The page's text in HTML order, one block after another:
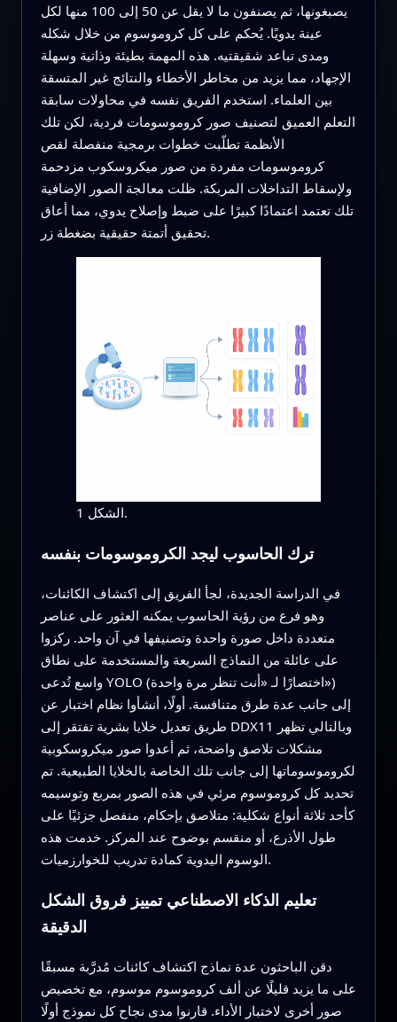
يصبغونها، ثم يصنفون ما لا يقل عن 50 إلى 100 منها لكل
عينة يدويًا. يُحكم على كل كروموسوم من خلال شكله
ومدى تباعد شقيقتيه. هذه المهمة بطيئة وذاتية وسهلة
الإجهاد، مما يزيد من مخاطر الأخطاء والنتائج غير المتسقة
بين العلماء. استخدم الفريق نفسه في محاولات سابقة
التعلم العميق لتصنيف صور كروموسومات فردية، لكن تلك
الأنظمة تطلّبت خطوات برمجية منفصلة لقص
كروموسومات مفردة من صور ميكروسكوب مزدحمة
ولإسقاط التداخلات المربكة. ظلت معالجة الصور الإضافية
تلك تعتمد اعتمادًا كبيرًا على ضبط وإصلاح يدوي، مما أعاق
تحقيق أتمتة حقيقية بضغطة زر.
الشكل 1.
ترك الحاسوب ليجد الكروموسومات بنفسه
في الدراسة الجديدة، لجأ الفريق إلى اكتشاف الكائنات،
وهو فرع من رؤية الحاسوب يمكنه العثور على عناصر
متعددة داخل صورة واحدة وتصنيفها في آن واحد. ركزوا
على عائلة من النماذج السريعة والمستخدمة على نطاق
واسع تُدعى YOLO (اختصارًا لـ «أنت تنظر مرة واحدة»)
إلى جانب عدة طرق متنافسة. أولًا، أنشأوا نظام اختبار عن
طريق تعديل خلايا بشرية تفتقر إلى DDX11 وبالتالي تظهر
مشكلات تلاصق واضحة، ثم أعدوا صور ميكروسكوبية
لكروموسوماتها إلى جانب تلك الخاصة بالخلايا الطبيعية. تم
تحديد كل كروموسوم مرئي في هذه الصور بمربع وتوسيمه
كأحد ثلاثة أنواع شكلية: متلاصق بإحكام، منفصل جزئيًا على
طول الأذرع، أو منقسم بوضوح عند المركز. خدمت هذه
الوسوم اليدوية كمادة تدريب للخوارزميات.
تعليم الذكاء الاصطناعي تمييز فروق الشكل
الدقيقة
دقن الباحثون عدة نماذج اكتشاف كائنات مُدرَّبة مسبقًا
على ما يزيد قليلًا عن ألف كروموسوم موسوم، مع تخصيص
صور أخرى لاختبار الأداء. قارنوا مدى نجاح كل نموذج أولًا